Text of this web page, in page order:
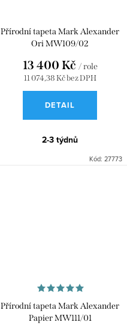
Přírodní tapeta Mark Alexander
Ori MW109/02
11 074,38 Kč bez DPH
13 400 Kč / role
DETAIL
2-3 týdnů
Kód: 27773
Přírodní tapeta Mark Alexander
Papier MW111/01